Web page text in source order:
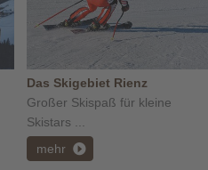
Das Skigebiet Rienz
Großer Skispaß für kleine
Skistars ...
mehr